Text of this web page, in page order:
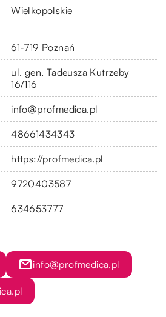
Wielkopolskie
61-719 Poznań
ul. gen. Tadeusza Kutrzeby
16/116
info@profmedica.pl
48661434343
https://profmedica.pl
9720403587
634653777
info@profmedica.pl